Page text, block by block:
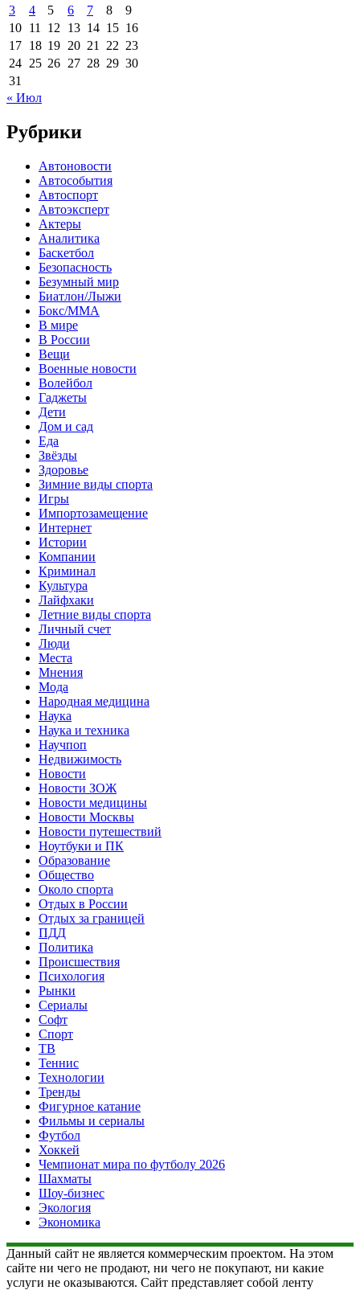
3
4 5 6 7 8
9
10 11 12 13 14 15 16
17 18 19 20 21 22 23
24 25 26 27 28 29 30
31
« Июл
Рубрики
Автоновости
Автособытия
Автоспорт
Автоэксперт
Актеры
Аналитика
Баскетбол
Безопасность
Безумный мир
Биатлон/Лыжи
Бокс/MMA
В мире
В России
Вещи
Военные новости
Волейбол
Гаджеты
Дети
Дом и сад
Еда
Звёзды
Здоровье
Зимние виды спорта
Игры
Импортозамещение
Интернет
Истории
Компании
Криминал
Культура
Лайфхаки
Летние виды спорта
Личный счет
Люди
Места
Мнения
Мода
Народная медицина
Наука
Наука и техника
Научпоп
Недвижимость
Новости
Новости ЗОЖ
Новости медицины
Новости Москвы
Новости путешествий
Ноутбуки и ПК
Образование
Общество
Около спорта
Отдых в России
Отдых за границей
ПДД
Политика
Происшествия
Психология
Рынки
Сериалы
Софт
Спорт
ТВ
Теннис
Технологии
Тренды
Фигурное катание
Фильмы и сериалы
Футбол
Хоккей
Чемпионат мира по футболу 2026
Шахматы
Шоу-бизнес
Экология
Экономика
Данный сайт не является коммерческим проектом. На этом
сайте ни чего не продают, ни чего не покупают, ни какие
услуги не оказываются. Сайт представляет собой ленту